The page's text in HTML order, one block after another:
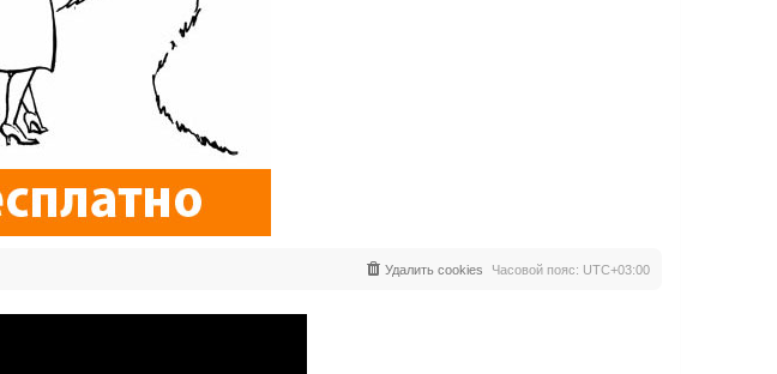
Часовой пояс: UTC+03:00
Удалить cookies